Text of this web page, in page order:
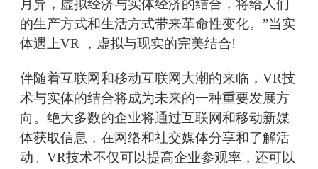
月异，虚拟经济与实体经济的结合，将给人们
的生产方式和生活方式带来革命性变化。”当实
体遇上VR ，虚拟与现实的完美结合!
伴随着互联网和移动互联网大潮的来临，VR技
术与实体的结合将成为未来的一种重要发展方
向。绝大多数的企业将通过互联网和移动新媒
体获取信息，在网络和社交媒体分享和了解活
动。VR技术不仅可以提高企业参观率，还可以